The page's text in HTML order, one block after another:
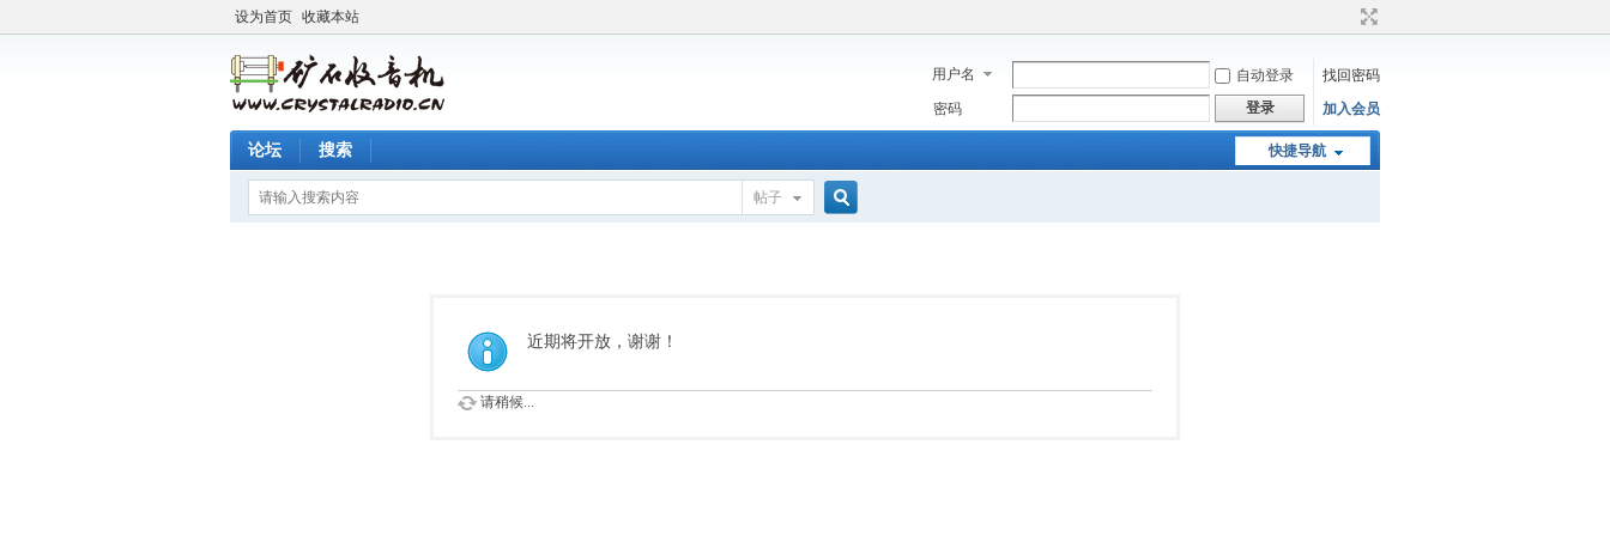
设为首页 收藏本站
用户名 自动登录
找回密码
密码
登录 加入会员
快捷导航
论坛 搜索
帖子
近期将开放，谢谢！
请稍候...